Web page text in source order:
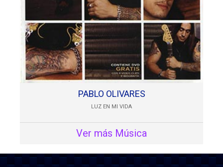
PABLO OLIVARES
LUZ EN MI VIDA
Ver más Música